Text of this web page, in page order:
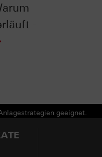
-
geeignet.